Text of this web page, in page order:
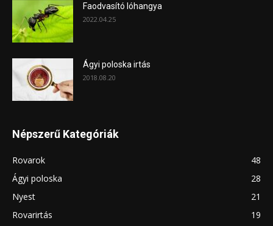
Faodvasító lóhangya
2022.04.25
Ágyi poloska irtás
2018.08.20
Népszerű Kategóriák
Rovarok
48
Ágyi poloska
28
Nyest
21
Rovarirtás
19